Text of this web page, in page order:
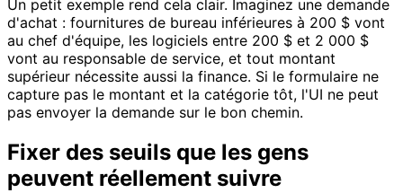
Un petit exemple rend cela clair. Imaginez une demande
d'achat : fournitures de bureau inférieures à 200 $ vont
au chef d'équipe, les logiciels entre 200 $ et 2 000 $
vont au responsable de service, et tout montant
supérieur nécessite aussi la finance. Si le formulaire ne
capture pas le montant et la catégorie tôt, l'UI ne peut
pas envoyer la demande sur le bon chemin.
Fixer des seuils que les gens
peuvent réellement suivre